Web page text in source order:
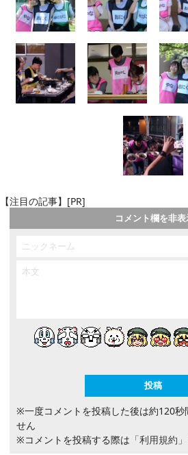
【注目の記事】[PR]
コメント欄を非
※一度コメントを投稿した後は約120秒
せん
※コメントを投稿する際は 「利用規約」